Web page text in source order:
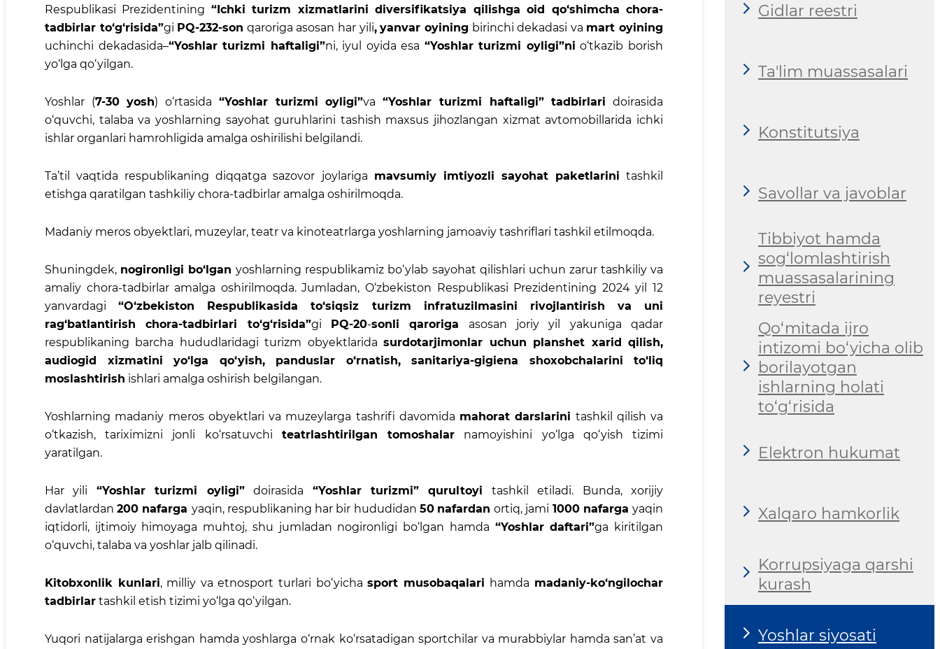
Respublikasi Prezidentining “Ichki turizm xizmatlarini diversifikatsiya qilishga oid qo‘shimcha chora-
tadbirlar to‘g‘risida”gi PQ-232-son qaroriga asosan har yili, yanvar oyining birinchi dekadasi va mart oyining
uchinchi dekadasida–“Yoshlar turizmi haftaligi”ni, iyul oyida esa “Yoshlar turizmi oyligi”ni o‘tkazib borish
yo‘lga qo‘yilgan.
Yoshlar (7-30 yosh) o‘rtasida “Yoshlar turizmi oyligi”va“Yoshlar turizmi haftaligi” tadbirlari doirasida
o‘quvchi, talaba va yoshlarning sayohat guruhlarini tashish maxsus jihozlangan xizmat avtomobillarida ichki
ishlar organlari hamrohligida amalga oshirilishi belgilandi.
Ta’til vaqtida respublikaning diqqatga sazovor joylariga mavsumiy imtiyozli sayohat paketlarini tashkil
etishga qaratilgan tashkiliy chora-tadbirlar amalga oshirilmoqda.
Madaniy meros obyektlari, muzeylar, teatr va kinoteatrlarga yoshlarning jamoaviy tashriflari tashkil etilmoqda.
Shuningdek, nogironligi bo‘lganyoshlarning respublikamiz bo‘ylab sayohat qilishlari uchun zarur tashkiliy va
amaliy chora-tadbirlar amalga oshirilmoqda. Jumladan, O‘zbekiston Respublikasi Prezidentining 2024 yil 12
yanvardagi“O‘zbekiston Respublikasida to‘siqsiz turizm infratuzilmasini rivojlantirish va uni
rag‘batlantirish chora-tadbirlari to‘g‘risida”gi PQ-20-sonli qaroriga asosan joriy yil yakuniga qadar
respublikaning barcha hududlaridagi turizm obyektlaridasurdotarjimonlar uchun planshet xarid qilish,
audiogid xizmatini yo‘lga qo‘yish, panduslar o‘rnatish, sanitariya-gigiena shoxobchalarini to‘liq
moslashtirish ishlari amalga oshirish belgilangan.
Yoshlarning madaniy meros obyektlari va muzeylarga tashrifi davomida mahorat darslarini tashkil qilish va
o‘tkazish, tariximizni jonli ko‘rsatuvchi teatrlashtirilgan tomoshalar namoyishini yo‘lga qo‘yish tizimi
yaratilgan.
Har yili “Yoshlar turizmi oyligi”doirasida “Yoshlar turizmi” qurultoyi tashkil etiladi. Bunda, xorijiy
davlatlardan200 nafarga yaqin, respublikaning har bir hududidan 50 nafardanortiq, jami 1000 nafargayaqin
iqtidorli, ijtimoiy himoyaga muhtoj, shu jumladan nogironligi bo‘lgan hamda “Yoshlar daftari”ga kiritilgan
o‘quvchi, talaba va yoshlar jalb qilinadi.
Kitobxonlik kunlari, milliy va etnosport turlari bo‘yichasport musobaqalari hamda madaniy-ko‘ngilochar
tadbirlar tashkil etish tizimi yo‘lga qo‘yilgan.
Yuqori natijalarga erishgan hamda yoshlarga o‘rnak ko‘rsatadigan sportchilar va murabbiylar hamda san’at va
Gidlar reestri
Ta'lim muassasalari
Konstitutsiya
Savollar va javoblar
Tibbiyot hamda
sog‘lomlashtirish
muassasalarining
reyestri
Qo‘mitada ijro
intizomi bo‘yicha olib
borilayotgan
ishlarning holati
to‘g‘risida
Elektron hukumat
Xalqaro hamkorlik
Korrupsiyaga qarshi
kurash
Yoshlar siyosati